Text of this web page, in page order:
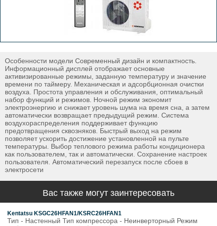
Особенности модели Современный дизайн и компактность.
Информационный дисплей отображает основные
активизированные режимы, заданную температуру и значение
времени по таймеру. Механическая и адсорбционная очистки
воздуха. Простота управления и обслуживания, оптимальный
набор функций и режимов. Ночной режим экономит
электроэнергию и снижает уровень шума на время сна, а затем
автоматически возвращает предыдущий режим. Система
воздухораспределения поддерживает функцию
предотвращения сквозняков. Быстрый выход на режим
позволяет ускорить достижение установленной на пульте
температуры. Выбор теплового режима работы кондиционера
как пользователем, так и автоматически. Сохранение настроек
пользователя. Автоматический перезапуск после сбоев в
электросети
Вас также могут заинтересовать
Kentatsu KSGC26HFAN1/KSRC26HFAN1
Тип - Настенный Тип компрессора - Неинверторный Режим